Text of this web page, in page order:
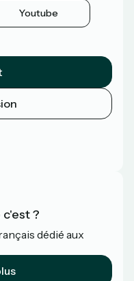
Youtube
c'est ?
dédié aux